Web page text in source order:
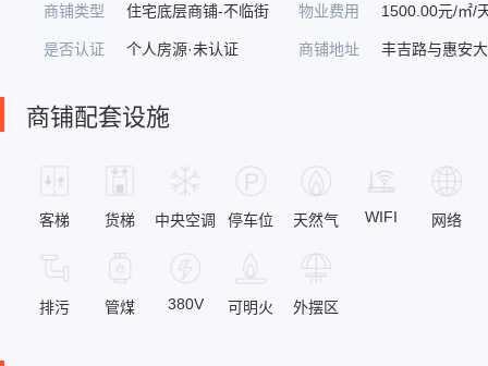
商铺类型 住宅底层商铺-不临街 物业费用 1500.00元/㎡/
是否认证 个人房源·未认证 商铺地址 丰吉路与惠安
商铺配套设施
客梯 货梯 中央空调 停车位 天然气 WIFI 网络
排污 管煤 380V 可明火 外摆区